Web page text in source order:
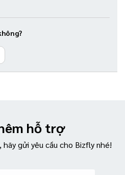
hỗ trợ
gửi yêu cầu cho Bizfly nhé!